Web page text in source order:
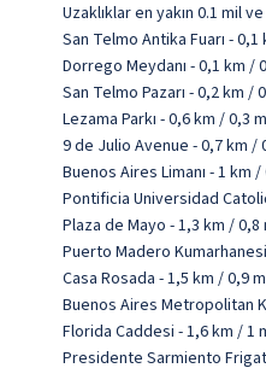
Uzaklıklar en yakın 0.1 mil
San Telmo Antika Fuarı - 0,1
Dorrego Meydanı - 0,1 km /
San Telmo Pazarı - 0,2 km /
Lezama Parkı - 0,6 km / 0,3
9 de Julio Avenue - 0,7 km /
Buenos Aires Limanı - 1 km /
Pontificia Universidad
Plaza de Mayo - 1,3 km / 0,8
Puerto Madero
Casa Rosada - 1,5 km / 0,9
Buenos Aires Metropolitan
Florida Caddesi - 1,6 km / 1
Presidente Sarmiento